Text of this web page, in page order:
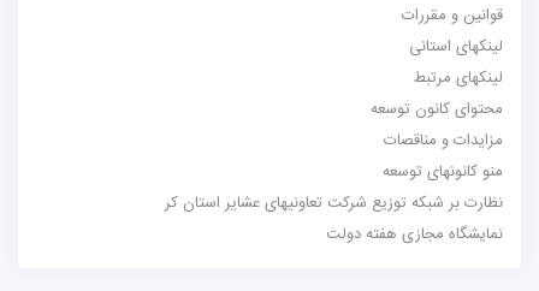
قوانین و مقررات
لینکهای استانی
لینکهای مرتبط
محتوای کانون توسعه
مزایدات و مناقصات
منو کانونهای توسعه
نظارت بر شبکه توزیع شرکت تعاونیهای عشایر استان کر
نمایشگاه مجازی هفته دولت